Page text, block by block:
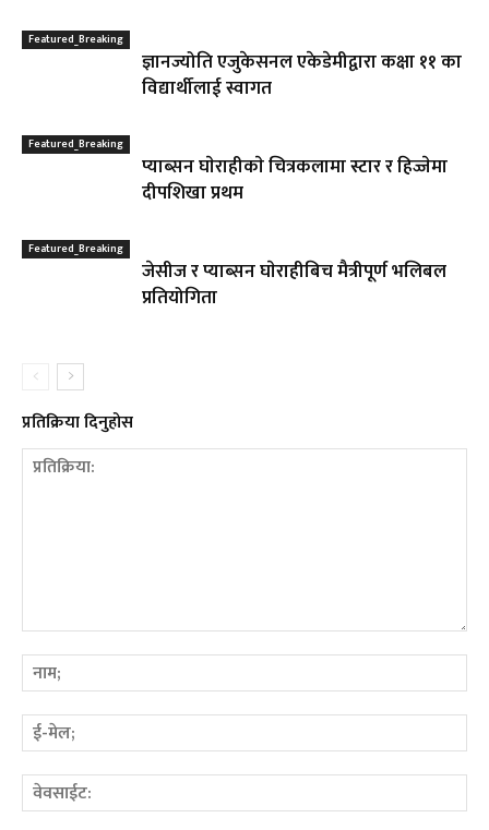
Featured_Breaking
ज्ञानज्योति एजुकेसनल एकेडेमीद्वारा कक्षा ११ का
विद्यार्थीलाई स्वागत
Featured_Breaking
प्याब्सन घाेराहीकाे चित्रकलामा स्टार र हिज्जेमा
दीपशिखा प्रथम
Featured_Breaking
जेसीज र प्याब्सन घाेराहीबिच मैत्रीपूर्ण भलिबल
प्रतियोगिता
प्रतिक्रिया दिनुहोस